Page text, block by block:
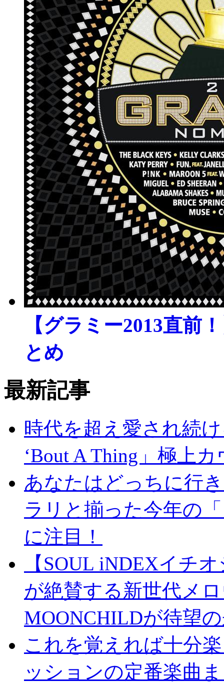
【グラミー2013直前
とめ
最新記事
時代を超え愛され続け
‘Bout A Thing」極上
あなたはどっちに行
ラリと揃った今年の
に注目！
【SOUL iNDEXイチ
が絶賛する新世代メ
MOONCHILDが待望
これを覚えれば十分
ッションの定番楽曲